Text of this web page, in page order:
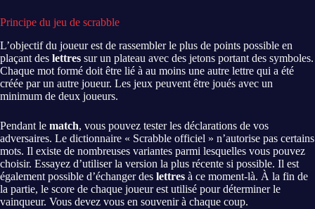
Principe du jeu de scrabble
L’objectif du joueur est de rassembler le plus de points possible en
plaçant des lettres sur un plateau avec des jetons portant des symboles.
Chaque mot formé doit être lié à au moins une autre lettre qui a été
créée par un autre joueur. Les jeux peuvent être joués avec un
minimum de deux joueurs.
Pendant le match, vous pouvez tester les déclarations de vos
adversaires. Le dictionnaire « Scrabble officiel » n’autorise pas certains
mots. Il existe de nombreuses variantes parmi lesquelles vous pouvez
choisir. Essayez d’utiliser la version la plus récente si possible. Il est
également possible d’échanger des lettres à ce moment-là. À la fin de
la partie, le score de chaque joueur est utilisé pour déterminer le
vainqueur. Vous devez vous en souvenir à chaque coup.